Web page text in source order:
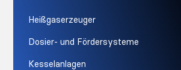
Heißgaserzeuger
Dosier- und Fördersysteme
Kesselanlagen